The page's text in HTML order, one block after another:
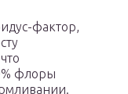
фактор,
флоры